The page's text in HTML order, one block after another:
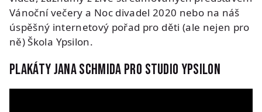
Vánoční večery a Noc divadel 2020 nebo na náš
úspěšný internetový pořad pro děti (ale nejen pro
ně) Škola Ypsilon.
Plakáty Jana Schmida pro Studio Ypsilon